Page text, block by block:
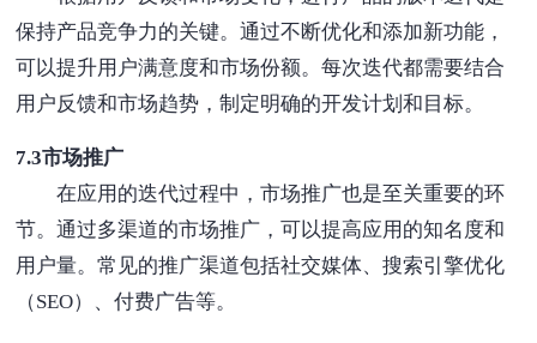
保持产品竞争力的关键。通过不断优化和添加新功能，
可以提升用户满意度和市场份额。每次迭代都需要结合
用户反馈和市场趋势，制定明确的开发计划和目标。
7.3市场推广
在应用的迭代过程中，市场推广也是至关重要的环
节。通过多渠道的市场推广，可以提高应用的知名度和
用户量。常见的推广渠道包括社交媒体、搜索引擎优化
（SEO）、付费广告等。